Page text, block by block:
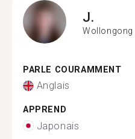
J.
Wollongong
PARLE COURAMMENT
Anglais
APPREND
Japonais